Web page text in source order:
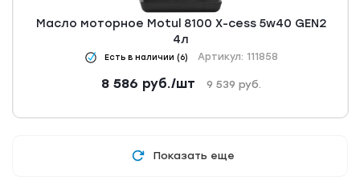
Масло моторное Motul 8100 X-cess 5w40 GEN2
4л
Есть в наличии (6) Артикул: 111858
8 586 руб./шт 9 539 руб.
Показать еще